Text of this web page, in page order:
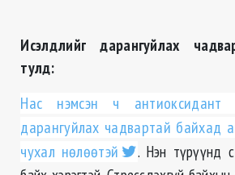
Исэлдлийг дарангуйлах
тулд:
Нас нэмсэн ч антиоксидант
дарангуйлах чадвартай байхад
чухал нөлөөтэй
. Нэн түрүүнд